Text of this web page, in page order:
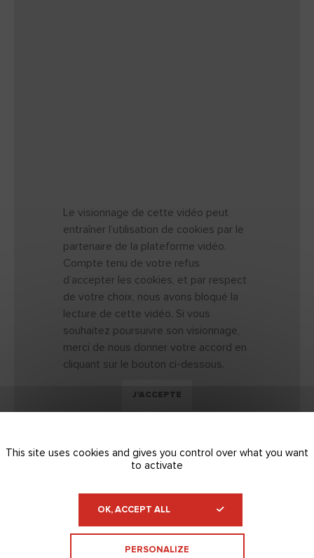
Le visionnage de cette vidéo peut
entraîner l’utilisation de cookies par le
partenaire de la plateforme vidéo.
Compte tenu de votre refus
d’accepter les cookies, et par respect
de votre choix, nous avons bloqué la
lecture de cette vidéo. Si vous
souhaitez poursuivre son visionnage,
merci de nous donner votre accord en
cliquant sur le bouton ci-dessous.
J'ACCEPTE
This site uses cookies and gives you control over what you want
to activate
OK, ACCEPT ALL
PERSONALIZE